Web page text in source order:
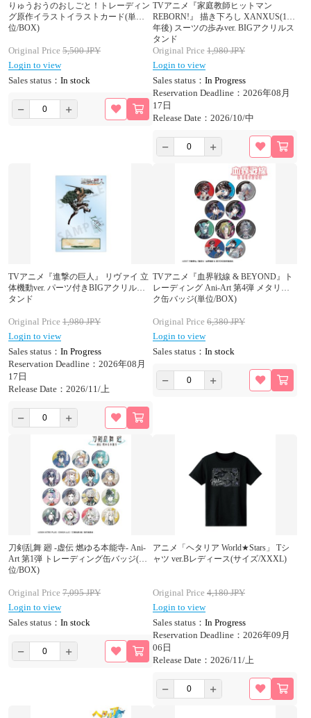
りゅうおうのおしごと！トレーディン
グ原作イラストイラストカード(単
位/BOX)
Original Price 5,500JPY
Login to view
Sales status： In stock
TVアニメ『家庭教師ヒットマン
REBORN!』 描き下ろし XANXUS(10
年後) スーツの歩みver. BIGアクリルス
タンド
Original Price 1,980JPY
Login to view
Sales status： In Progress
Reservation Deadline：2026年08月
17日
Release Date：2026/10/中
TVアニメ『進撃の巨人』 リヴァイ 立
体機動ver. パーツ付きBIGアクリルス
タンド
Original Price 1,980JPY
Login to view
Sales status： In Progress
Reservation Deadline：2026年08月
17日
Release Date：2026/11/上
TVアニメ『血界戦線 & BEYOND』ト
レーディング Ani-Art 第4弾 メタリッ
ク缶バッジ(単位/BOX)
Original Price 6,380JPY
Login to view
Sales status： In stock
刀剣乱舞 廻 -虚伝 燃ゆる本能寺- Ani-
Art 第1弾 トレーディング缶バッジ(単
位/BOX)
Original Price 7,095JPY
Login to view
Sales status： In stock
アニメ「ヘタリア World★Stars」 Tシ
ャツ ver.Bレディース(サイズ/XXXL)
Original Price 4,180JPY
Login to view
Sales status： In Progress
Reservation Deadline：2026年09月
06日
Release Date：2026/11/上